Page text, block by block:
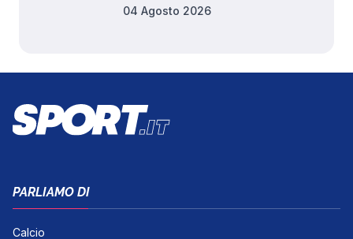
04 Agosto 2026
PARLIAMO DI
Calcio